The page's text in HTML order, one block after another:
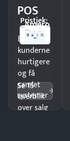
POS
Amero
Pristjek:
4.788 kr
Ekspedér
kunderne
hurtigere
og få
samlet
overblik
over salg
Se 15
systemer